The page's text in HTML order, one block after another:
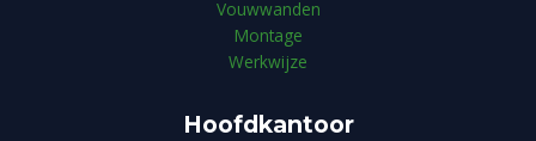
Vouwwanden
Montage
Werkwijze
Hoofdkantoor